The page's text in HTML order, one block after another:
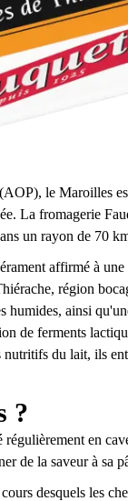
le Maroilles
La fromagerie
un rayon de 70
affirmé à
région
humides, ainsi
de ferments
du lait, ils
?
en
de la saveur à sa
desquels les